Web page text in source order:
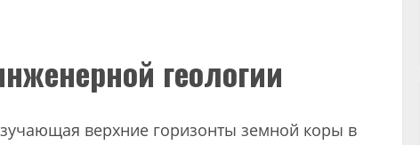
геологии
верхние горизонты земной коры в